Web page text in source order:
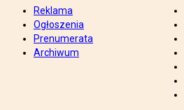
Reklama
Ogłoszenia
Prenumerata
Archiwum